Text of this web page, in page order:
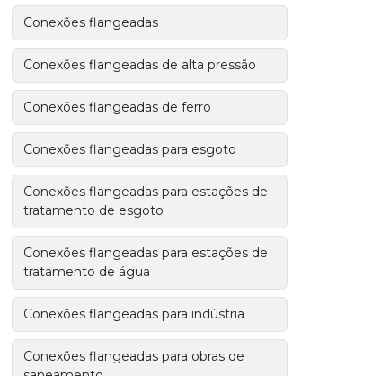
Conexões flangeadas
Conexões flangeadas de alta pressão
Conexões flangeadas de ferro
Conexões flangeadas para esgoto
Conexões flangeadas para estações de
tratamento de esgoto
Conexões flangeadas para estações de
tratamento de água
Conexões flangeadas para indústria
Conexões flangeadas para obras de